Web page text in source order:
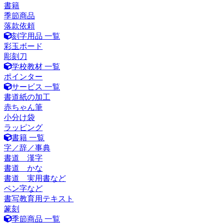
書籍
季節商品
落款依頼
刻字用品 一覧
彩玉ボード
彫刻刀
学校教材 一覧
ポインター
サービス 一覧
書道紙の加工
赤ちゃん筆
小分け袋
ラッピング
書籍 一覧
字／辞／事典
書道 漢字
書道 かな
書道 実用書など
ペン字など
書写教育用テキスト
篆刻
季節商品 一覧